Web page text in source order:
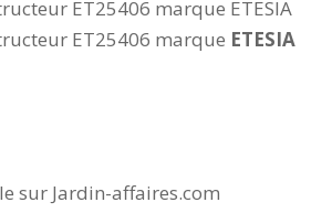
ET25406 marque ETESIA
ET25406 marque ETESIA
sur Jardin-affaires.com